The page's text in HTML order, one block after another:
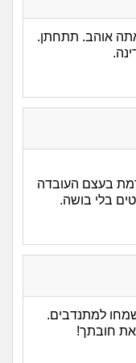
אוהב. תתחתן.
בעצם העובדה
בלי בושה.
למתנדבים.
את חובתך!